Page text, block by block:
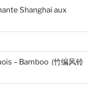
Shanghai aux
– Bamboo (竹编风铃